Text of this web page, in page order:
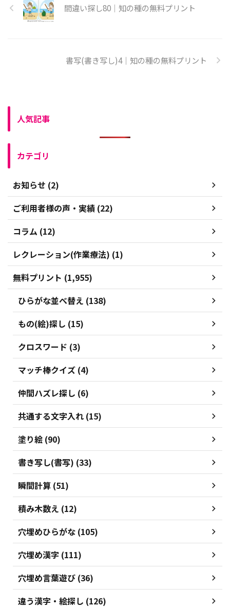
間違い探し80｜知の種の無料プリント
書写(書き写し)4｜知の種の無料プリント
人気記事
カテゴリ
お知らせ (2)
ご利用者様の声・実績 (22)
コラム (12)
レクレーション(作業療法) (1)
無料プリント (1,955)
ひらがな並べ替え (138)
もの(絵)探し (15)
クロスワード (3)
マッチ棒クイズ (4)
仲間ハズレ探し (6)
共通する文字入れ (15)
塗り絵 (90)
書き写し(書写) (33)
瞬間計算 (51)
積み木数え (12)
穴埋めひらがな (105)
穴埋め漢字 (111)
穴埋め言葉遊び (36)
違う漢字・絵探し (126)